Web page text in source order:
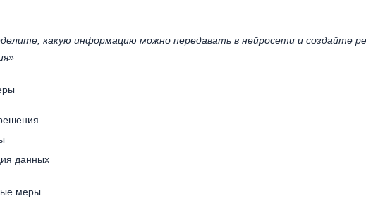
какую информацию можно передавать в нейросети и создайте
данных
меры